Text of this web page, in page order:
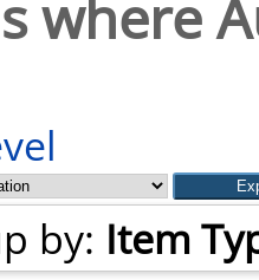
where
by: Item